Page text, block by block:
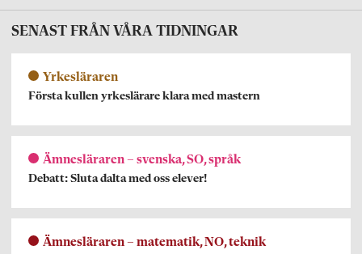
SENAST FRÅN VÅRA TIDNINGAR
Yrkesläraren
Första kullen yrkeslärare klara med mastern
Ämnesläraren – svenska, SO, språk
Debatt: Sluta dalta med oss elever!
Ämnesläraren – matematik, NO, teknik